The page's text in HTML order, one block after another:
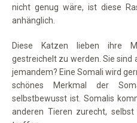
nicht genug wäre, ist diese
anhänglich.
Diese Katzen lieben ihre
gestreichelt zu werden. Sie
jemandem? Eine Somali wird
schönes Merkmal der
selbstbewusst ist. Somalis
anderen Tieren zurecht,